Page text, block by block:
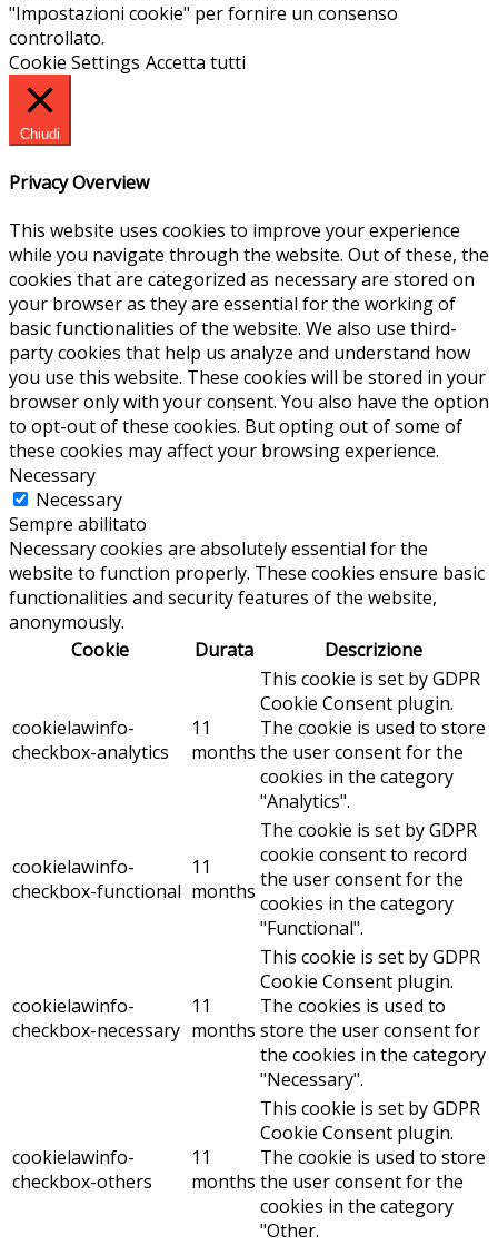
"Impostazioni cookie" per fornire un consenso
controllato.
Cookie Settings Accetta tutti
Chiudi
Privacy Overview
This website uses cookies to improve your experience
while you navigate through the website. Out of these, the
cookies that are categorized as necessary are stored on
your browser as they are essential for the working of
basic functionalities of the website. We also use third-
party cookies that help us analyze and understand how
you use this website. These cookies will be stored in your
browser only with your consent. You also have the option
to opt-out of these cookies. But opting out of some of
these cookies may affect your browsing experience.
Necessary
Necessary
Sempre abilitato
Necessary cookies are absolutely essential for the
website to function properly. These cookies ensure basic
functionalities and security features of the website,
anonymously.
Cookie
Durata Descrizione
cookielawinfo-
checkbox-analytics
11
months
This cookie is set by GDPR
Cookie Consent plugin.
The cookie is used to store
the user consent for the
cookies in the category
"Analytics".
cookielawinfo-
checkbox-functional
11
months
The cookie is set by GDPR
cookie consent to record
the user consent for the
cookies in the category
"Functional".
cookielawinfo-
checkbox-necessary
11
months
This cookie is set by GDPR
Cookie Consent plugin.
The cookies is used to
store the user consent for
the cookies in the category
"Necessary".
cookielawinfo-
checkbox-others
11
months
This cookie is set by GDPR
Cookie Consent plugin.
The cookie is used to store
the user consent for the
cookies in the category
"Other.